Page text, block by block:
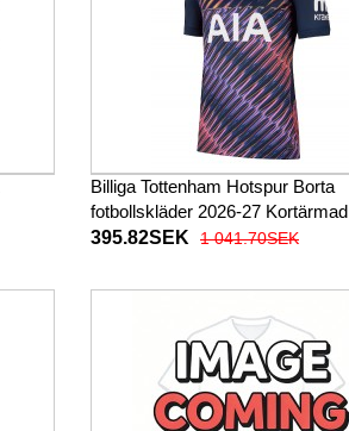
Billiga Tottenham Hotspur Borta
fotbollskläder 2026-27 Kortärmad
395.82SEK
1 041.70SEK